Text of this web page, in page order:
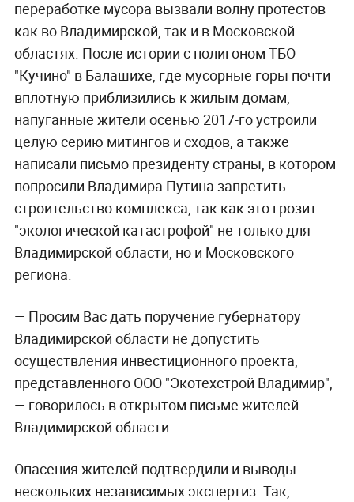
переработке мусора вызвали волну протестов
как во Владимирской, так и в Московской
областях. После истории с полигоном ТБО
"Кучино" в Балашихе, где мусорные горы почти
вплотную приблизились к жилым домам,
напуганные жители осенью 2017-го устроили
целую серию митингов и сходов, а также
написали письмо президенту страны, в котором
попросили Владимира Путина запретить
строительство комплекса, так как это грозит
"экологической катастрофой" не только для
Владимирской области, но и Московского
региона.
— Просим Вас дать поручение губернатору
Владимирской области не допустить
осуществления инвестиционного проекта,
представленного ООО "Экотехстрой Владимир",
— говорилось в открытом письме жителей
Владимирской области.
Опасения жителей подтвердили и выводы
нескольких независимых экспертиз. Так,